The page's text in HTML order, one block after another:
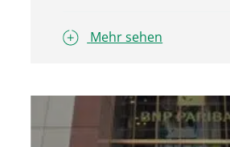
Mehr sehen